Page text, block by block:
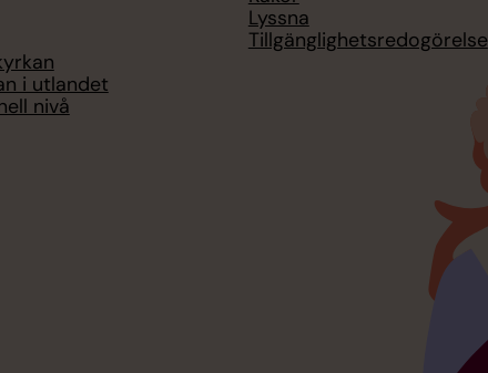
i utlandet
nivå
Lyssna
Tillgänglighetsredogörelse